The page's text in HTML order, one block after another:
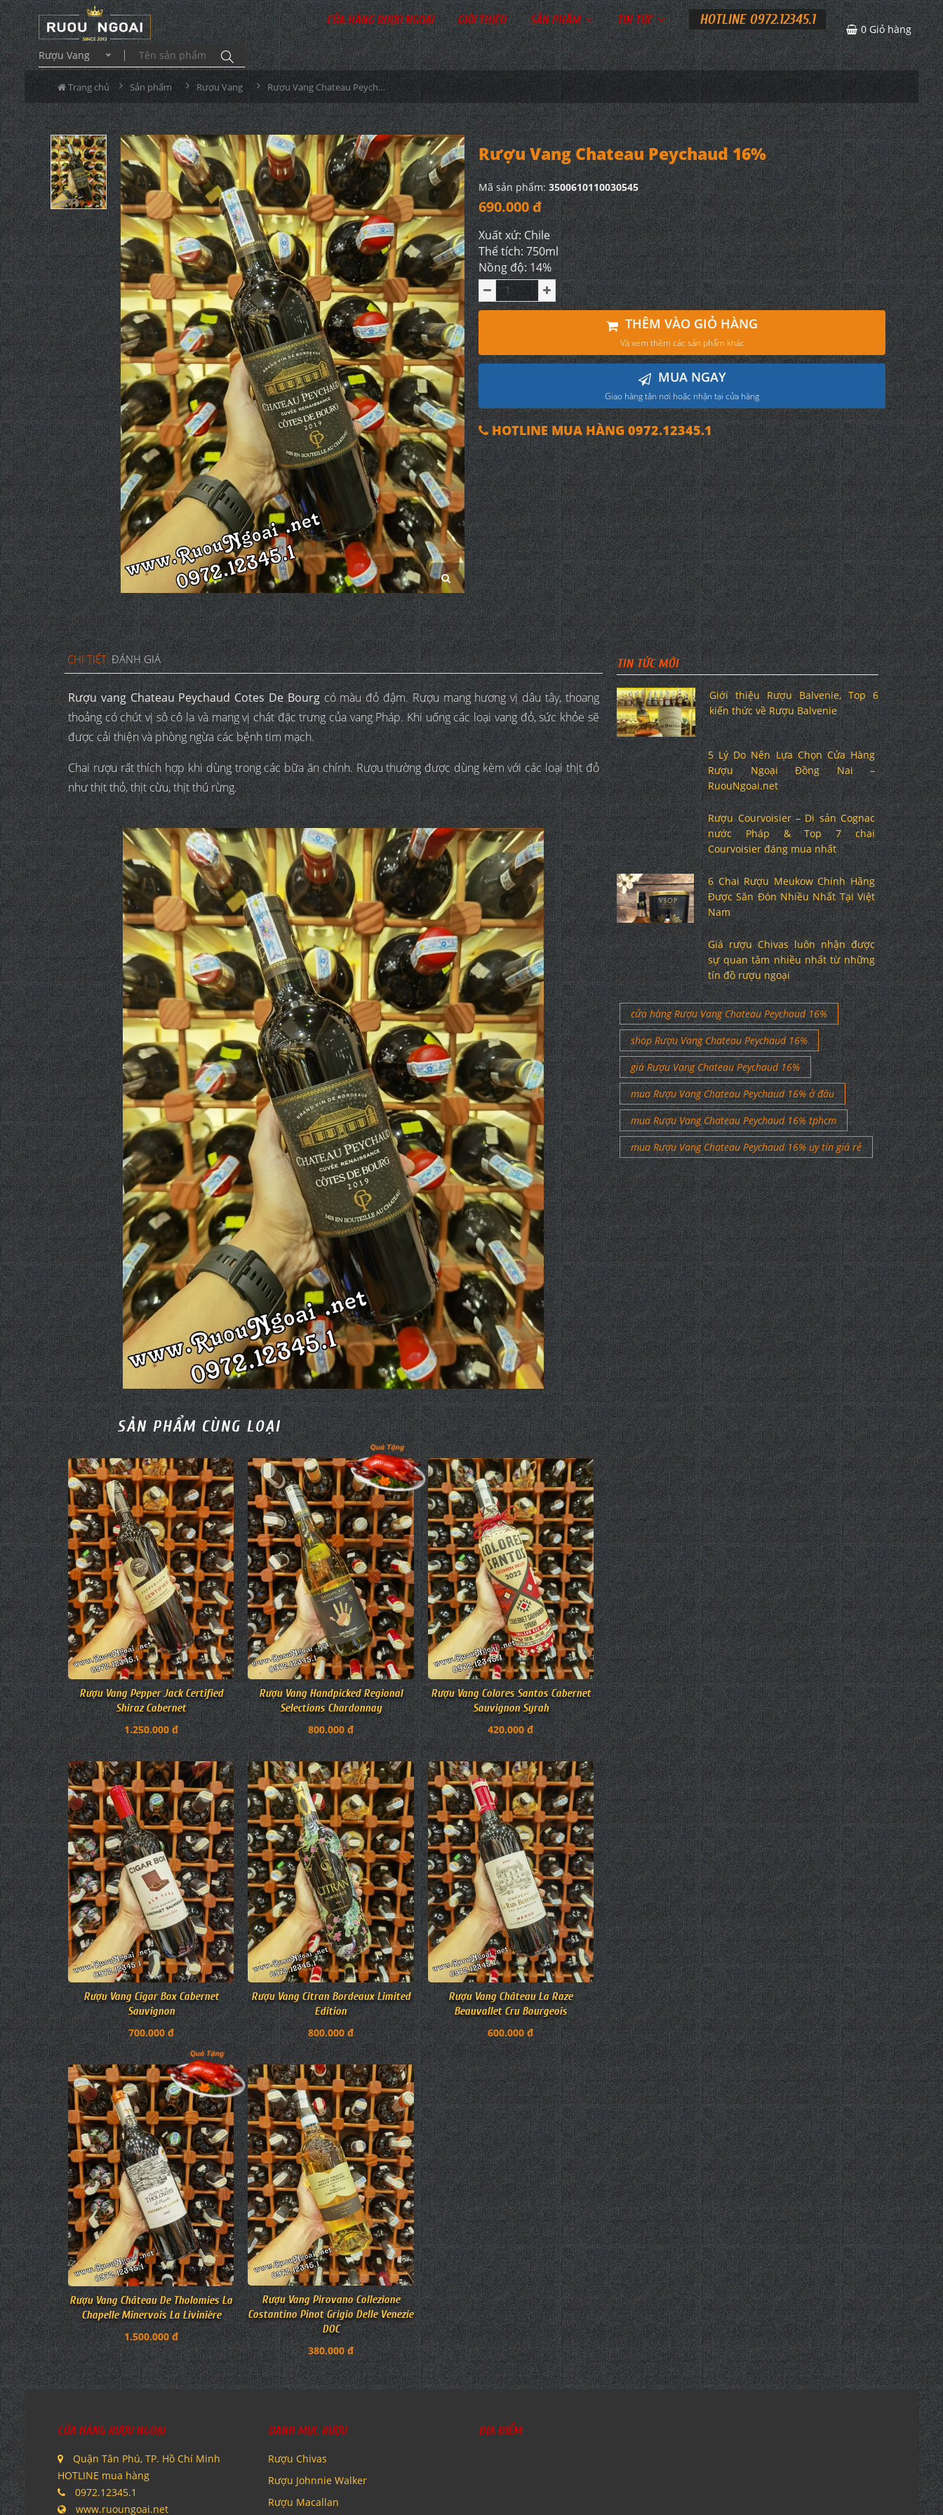
Rượu Vang
CỬA HÀNG RƯỢU NGOẠI GIỚI THIỆU SẢN PHẨM TIN TỨC HOTLINE 0972.12345.1
0 Giỏ hàng
Trang chủ Sản phẩm Rượu Vang Rượu Vang Chateau Peychaud 16%
Rượu Vang Chateau Peychaud 16%
Mã sản phẩm:3500610110030545
690.000 đ
Xuất xứ: Chile
Thể tích: 750ml
Nồng độ: 14%
THÊM VÀO GIỎ HÀNG
Và xem thêm các sản phẩm khác
MUA NGAY
Giao hàng tận nơi hoặc nhận tại cửa hàng
HOTLINE MUA HÀNG 0972.12345.1
CHI TIẾT ĐÁNH GIÁ
Rượu vang Chateau Peychaud Cotes De Bourgcó màu đỏ đậm. Rượu mang hương vị dâu tây, thoang
thoảng có chút vị sô cô la và mang vị chát đặc trưng của vang Pháp. Khi uống các loại vang đỏ, sức khỏe sẽ
được cải thiện và phòng ngừa các bệnh tim mạch.
Chai rượu rất thích hợp khi dùng trong các bữa ăn chính. Rượu thường được dùng kèm với các loại thịt đỏ
như thịt thỏ, thịt cừu, thịt thú rừng.
SẢN PHẨM CÙNG LOẠI
Rượu Vang Pepper Jack Certified
Shiraz Cabernet
1.250.000 đ
Rượu Vang Handpicked Regional
Selections Chardonnay
800.000 đ
Rượu Vang Colores Santos Cabernet
Sauvignon Syrah
420.000 đ
Rượu Vang Cigar Box Cabernet
Sauvignon
700.000 đ
Rượu Vang Citran Bordeaux Limited
Edition
800.000 đ
Rượu Vang Château La Raze
Beauvallet Cru Bourgeois
600.000 đ
Rượu Vang Château De Tholomies La
Chapelle Minervois La Livinière
1.500.000 đ
Rượu Vang Pirovano Collezione
Costantino Pinot Grigio Delle Venezie
DOC
380.000 đ
TIN TỨC MỚI
Giới thiệu Rượu Balvenie, Top 6
kiến thức về Rượu Balvenie
5 Lý Do Nên Lựa Chọn Cửa Hàng
Rượu Ngoại Đồng Nai –
RuouNgoai.net
Rượu Courvoisier – Di sản Cognac
nước Pháp & Top 7 chai
Courvoisier đáng mua nhất
6 Chai Rượu Meukow Chính Hãng
Được Săn Đón Nhiều Nhất Tại Việt
Nam
Giá rượu Chivas luôn nhận được
sự quan tâm nhiều nhất từ những
tín đồ rượu ngoại
cửa hàng Rượu Vang Chateau Peychaud 16%
shop Rượu Vang Chateau Peychaud 16%
giá Rượu Vang Chateau Peychaud 16%
mua Rượu Vang Chateau Peychaud 16% ở đâu
mua Rượu Vang Chateau Peychaud 16% tphcm
mua Rượu Vang Chateau Peychaud 16% uy tín giá rẻ
CỬA HÀNG RƯỢU NGOẠI
Quận Tân Phú, TP. Hồ Chí Minh
HOTLINE mua hàng
0972.12345.1
www.ruoungoai.net
DANH MỤC RƯỢU
Rượu Chivas
Rượu Johnnie Walker
Rượu Macallan
ĐỊA ĐIỂM